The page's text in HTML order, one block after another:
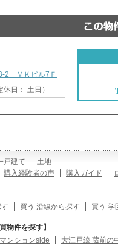
2 ＭＫビル7Ｆ
日： 土日）
戸建て
土地
購入経験者の声 購入ガイド
買う 沿線から探す 買う 学
物件を探す】
ンションside
大江戸線 蔵前の